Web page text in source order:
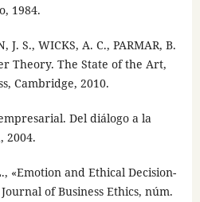
1984.
J. S., WICKS, A. C., PARMAR, B.
Theory. The State of the Art,
Cambridge, 2010.
Del diálogo a la
2004.
«Emotion and Ethical Decision-
of Business Ethics, núm.